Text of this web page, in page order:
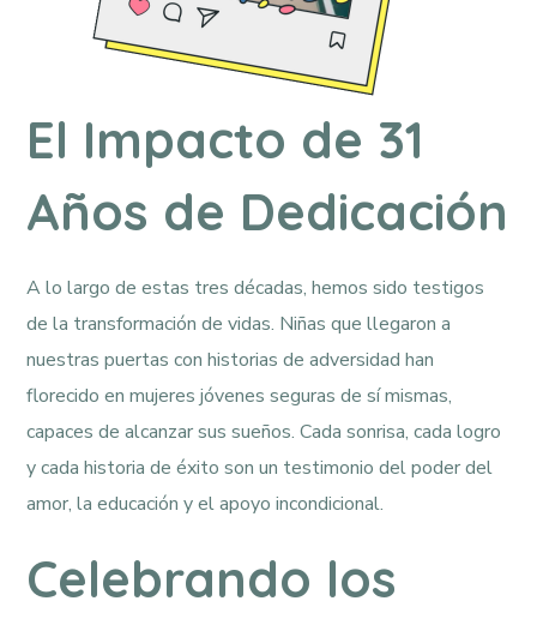
El Impacto de 31
Años de Dedicación
A lo largo de estas tres décadas, hemos sido testigos
de la transformación de vidas. Niñas que llegaron a
nuestras puertas con historias de adversidad han
florecido en mujeres jóvenes seguras de sí mismas,
capaces de alcanzar sus sueños. Cada sonrisa, cada logro
y cada historia de éxito son un testimonio del poder del
amor, la educación y el apoyo incondicional.
Celebrando los